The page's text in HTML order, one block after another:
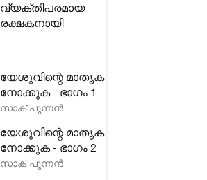
വ്യക്തിപരമായ
രക്ഷകനായി
യേശുവിന്റെ മാതൃക
നോക്കുക - ഭാഗം 1
സാക് പുന്നൻ
യേശുവിന്റെ മാതൃക
നോക്കുക - ഭാഗം 2
സാക് പുന്നൻ